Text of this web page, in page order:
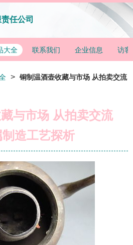
任公司
大全 联系我们 企业信息 访客
> 铜制温酒壶收藏与市场 从拍卖交流
与市场 从拍卖交流
造工艺探析